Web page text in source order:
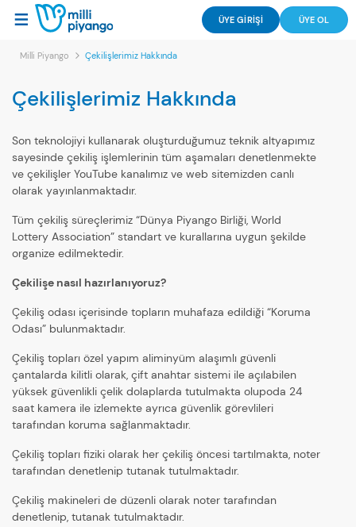
ÜYE GİRİŞİ ÜYE OL
Milli Piyango Çekilişlerimiz Hakkında
Çekilişlerimiz Hakkında
Son teknolojiyi kullanarak oluşturduğumuz teknik altyapımız
sayesinde çekiliş işlemlerinin tüm aşamaları denetlenmekte
ve çekilişler YouTube kanalımız ve web sitemizden canlı
olarak yayınlanmaktadır.
Tüm çekiliş süreçlerimiz “Dünya Piyango Birliği, World
Lottery Association” standart ve kurallarına uygun şekilde
organize edilmektedir.
Çekilişe nasıl hazırlanıyoruz?
Çekiliş odası içerisinde topların muhafaza edildiği “Koruma
Odası” bulunmaktadır.
Çekiliş topları özel yapım aliminyüm alaşımlı güvenli
çantalarda kilitli olarak, çift anahtar sistemi ile açılabilen
yüksek güvenlikli çelik dolaplarda tutulmakta olupoda 24
saat kamera ile izlemekte ayrıca güvenlik görevlileri
tarafından koruma sağlanmaktadır.
Çekiliş topları fiziki olarak her çekiliş öncesi tartılmakta, noter
tarafından denetlenip tutanak tutulmaktadır.
Çekiliş makineleri de düzenli olarak noter tarafından
denetlenip, tutanak tutulmaktadır.